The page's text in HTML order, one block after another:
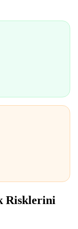
Risklerini